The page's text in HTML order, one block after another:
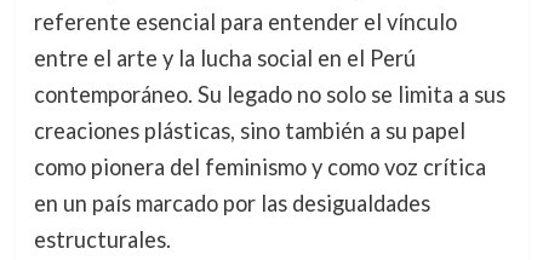
referente esencial para entender el vínculo
entre el arte y la lucha social en el Perú
contemporáneo. Su legado no solo se limita a sus
creaciones plásticas, sino también a su papel
como pionera del feminismo y como voz crítica
en un país marcado por las desigualdades
estructurales.